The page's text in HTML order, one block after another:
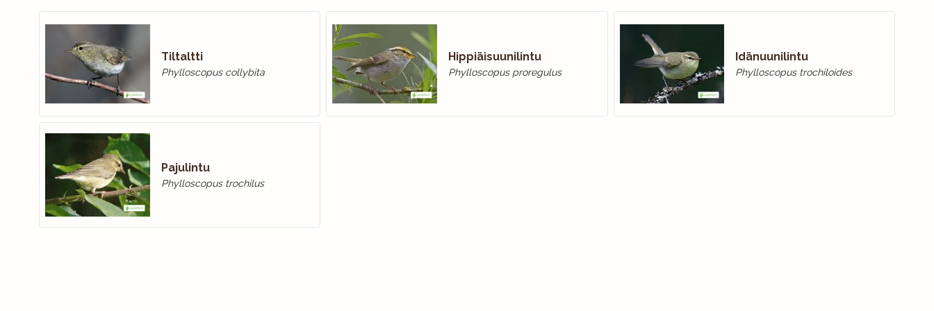
Tiltaltti
Phylloscopus collybita
Hippiäisuunilintu
Phylloscopus proregulus
Idänuunilintu
Phylloscopus trochiloides
Pajulintu
Phylloscopus trochilus